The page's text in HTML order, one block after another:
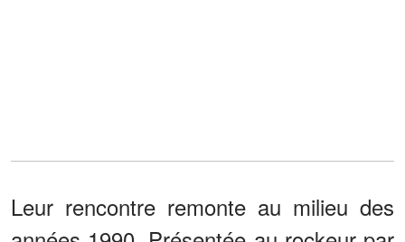
Leur rencontre remonte au milieu des